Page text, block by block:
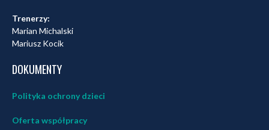
Trenerzy:
Marian Michalski
Mariusz Kocik
DOKUMENTY
Polityka ochrony dzieci
Oferta współpracy